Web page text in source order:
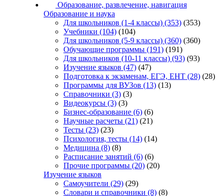
Образование, развлечение, навигация
Образование и наука
Для школьников (1-4 классы) (353) (353)
Учебники (104) (104)
Для школьников (5-9 классы) (360) (360)
Обучающие программы (191) (191)
Для школьников (10-11 классы) (93) (93)
Изучение языков (47) (47)
Подготовка к экзаменам, ЕГЭ, ЕНТ (28) (28)
Программы для ВУЗов (13) (13)
Справочники (3) (3)
Видеокурсы (3) (3)
Бизнес-образование (6) (6)
Научные расчеты (21) (21)
Тесты (23) (23)
Психология, тесты (14) (14)
Медицина (8) (8)
Расписание занятий (6) (6)
Прочие программы (20) (20)
Изучение языков
Самоучители (29) (29)
Словари и справочники (8) (8)